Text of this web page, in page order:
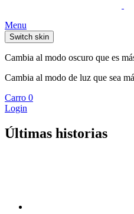
Menu
Switch skin
Cambia al modo oscuro que es
Cambia al modo de luz que sea
Carro 0
Login
Últimas historias